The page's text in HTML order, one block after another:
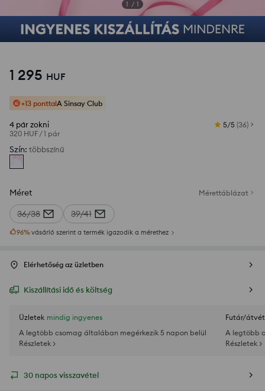
1 / 1
1 295 HUF
+13 ponttalA Sinsay Club
4 pár zokni
320 HUF /1 pár
5/5 (36)
Szín: többszínű
Méret Mérettáblázat
36/38 39/41
96%vásárló szerint a termék igazodik a mérethez
Elérhetőség az üzletben
Kiszállítási idő és költség
Üzletek mindig ingyenes
A legtöbb csomag általában megérkezik 5 napon belül
Részletek >
Futár/
A legtöbb
Részletek >
30 napos visszavétel